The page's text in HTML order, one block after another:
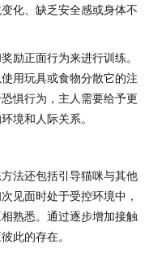
化、缺乏安全感或身体不
励正面行为来进行训练。
用玩具或食物分散它的注
惧行为，主人需要给予更
境和人际关系。
法还包括引导猫咪与其他
见面时处于受控环境中，
熟悉。通过逐步增加接触
此的存在。